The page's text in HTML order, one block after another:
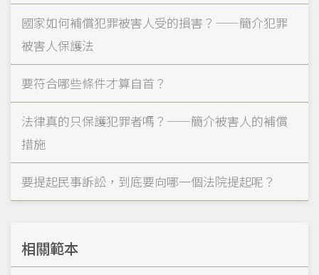
國家如何補償犯罪被害人受的損害？——簡介犯罪
被害人保護法
要符合哪些條件才算自首？
法律真的只保護犯罪者嗎？——簡介被害人的補償
措施
要提起民事訴訟，到底要向哪一個法院提起呢？
相關範本